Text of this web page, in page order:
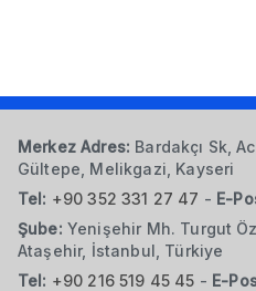
Merkez Adres: Bardakçı Sk,
Gültepe, Melikgazi, Kayseri
Tel: +90 352 331 27 47 - E-
Şube: Yenişehir Mh. Turgut
Ataşehir, İstanbul, Türkiye
Tel: +90 216 519 45 45 - E-